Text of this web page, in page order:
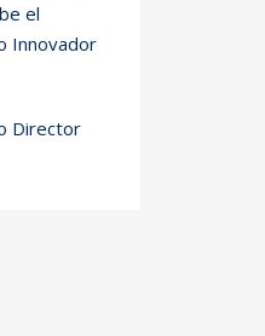
el
Innovador
Director